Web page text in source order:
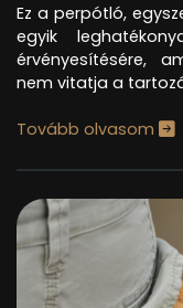
Ez a perpótló,
egyik
érvényesítésére,
nem vitatja a
Tovább olvasom